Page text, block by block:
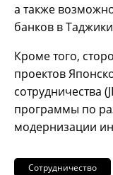
а также
банков в
Кроме того,
проектов
сотрудничества
программы по
модернизации
Сотрудничество